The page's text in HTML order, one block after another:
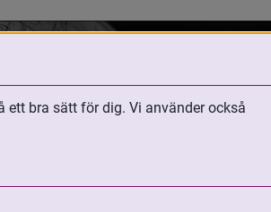
bra sätt för dig. Vi använder också